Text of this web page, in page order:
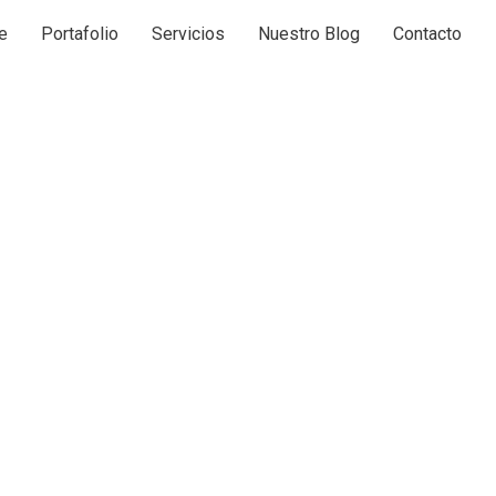
Portafolio Servicios Nuestro Blog Contacto